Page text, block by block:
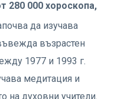
280 000 хороскопа,
да изучава
възрастен
1977 и 1993 г.
медитация и
на духовни учители.